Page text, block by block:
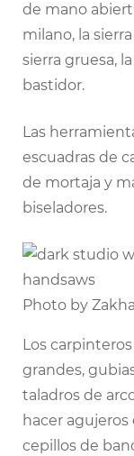
de mano
milano, la
sierra gruesa,
bastidor.
Las
escuadras de
de mortaja y
biseladores.
Photo by
Los
grandes,
taladros de
hacer
cepillos de